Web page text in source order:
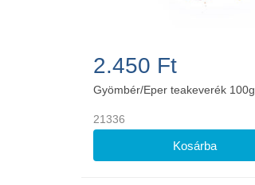
2.450 Ft
Gyömbér/Eper teakeverék 100g
21336